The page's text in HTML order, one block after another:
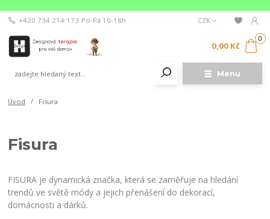
Menu
CZK
+420 734 214 173 Po-Pá 10-18h
0
0,00 Kč
Úvod Fisura
Fisura
FISURA je dynamická značka, která se zaměřuje na hledání
trendů ve světě módy a jejich přenášení do dekorací,
domácnosti a dárků.